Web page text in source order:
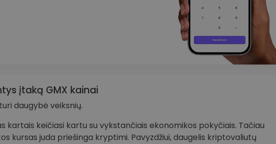
įtaką GMX kainai
daugybė veiksnių.
kartais keičiasi kartu su vykstančiais ekonomikos pokyčiais. Tačiau
kursas juda priešinga kryptimi. Pavyzdžiui, daugelis kriptovaliutų